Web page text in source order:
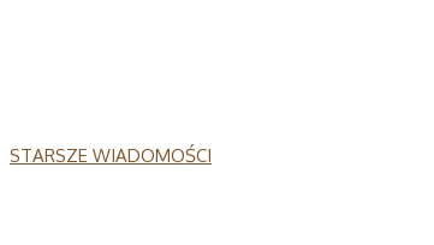
STARSZE WIADOMOŚCI